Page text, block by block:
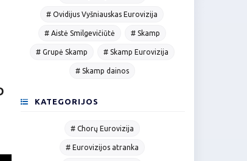
# Ovidijus Vyšniauskas Eurovizija
# Aistė Smilgevičiūtė # Skamp
# Grupė Skamp # Skamp Eurovizija
# Skamp dainos
KATEGORIJOS
# Chorų Eurovizija
# Eurovizijos atranka